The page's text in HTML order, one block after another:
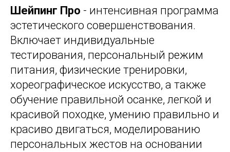
Шейпинг Про - интенсивная программа
эстетического совершенствования.
Включает индивидуальные
тестирования, персональный режим
питания, физические тренировки,
хореографическое искусство, а также
обучение правильной осанке, легкой и
красивой походке, умению правильно и
красиво двигаться, моделированию
персональных жестов на основании